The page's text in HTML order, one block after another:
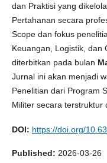
dan Praktisi yang
Pertahanan secara
Scope dan fokus
Keuangan, Logistik, dan
diterbitkan pada bulan
Jurnal ini akan menjadi
Penelitian dari Program
Militer secara terstruktur
DOI: https://doi.org/
Published: 2026-03-26